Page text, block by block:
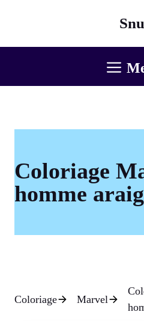
Coloriage
homme
Coloriage Marvel